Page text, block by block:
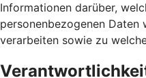
Informationen darüber,
personenbezogenen Daten
verarbeiten sowie zu